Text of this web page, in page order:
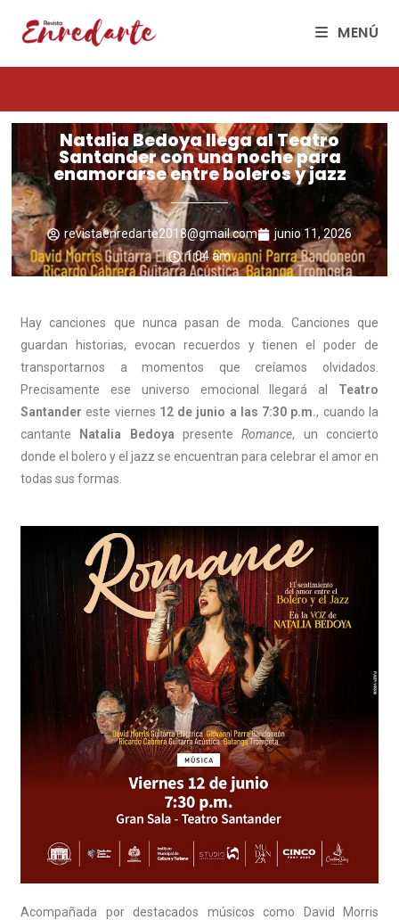
MENÚ
Natalia Bedoya llega al Teatro
Santander con una noche para
enamorarse entre boleros y jazz
revistaenredarte2018@gmail.com
junio 11, 2026
1:04 am
Hay canciones que nunca pasan de moda. Canciones que
guardan historias, evocan recuerdos y tienen el poder de
transportarnos a momentos que creíamos olvidados.
Precisamente ese universo emocional llegará al Teatro
Santander este viernes 12 de junio a las 7:30 p.m., cuando la
cantante
Natalia Bedoya presenteRomance, un concierto
donde el bolero y el jazz se encuentran para celebrar el amor en
todas sus formas.
Acompañada por destacados músicos como David Morris